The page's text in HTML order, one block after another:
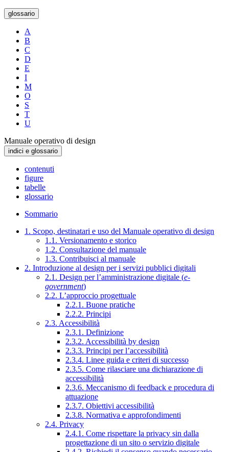
glossario
A
B
C
D
E
I
M
O
S
T
U
Manuale operativo di design
indici e glossario
contenuti
figure
tabelle
glossario
Sommario
1. Scopo, destinatari e uso del Manuale operativo di design
1.1. Versionamento e storico
1.2. Consultazione del manuale
1.3. Contribuisci al manuale
2. Introduzione al design per i servizi pubblici digitali
2.1. Design per l’amministrazione digitale (e-
government)
2.2. L’approccio progettuale
2.2.1. Buone pratiche
2.2.2. Principi
2.3. Accessibilità
2.3.1. Definizione
2.3.2. Accessibilità by design
2.3.3. Principi per l’accessibilità
2.3.4. Linee guida e criteri di successo
2.3.5. Come rilasciare una dichiarazione di
accessibilità
2.3.6. Meccanismo di feedback e procedura di
attuazione
2.3.7. Obiettivi accessibilità
2.3.8. Normativa e approfondimenti
2.4. Privacy
2.4.1. Come rispettare la privacy sin dalla
progettazione di un sito o servizio digitale